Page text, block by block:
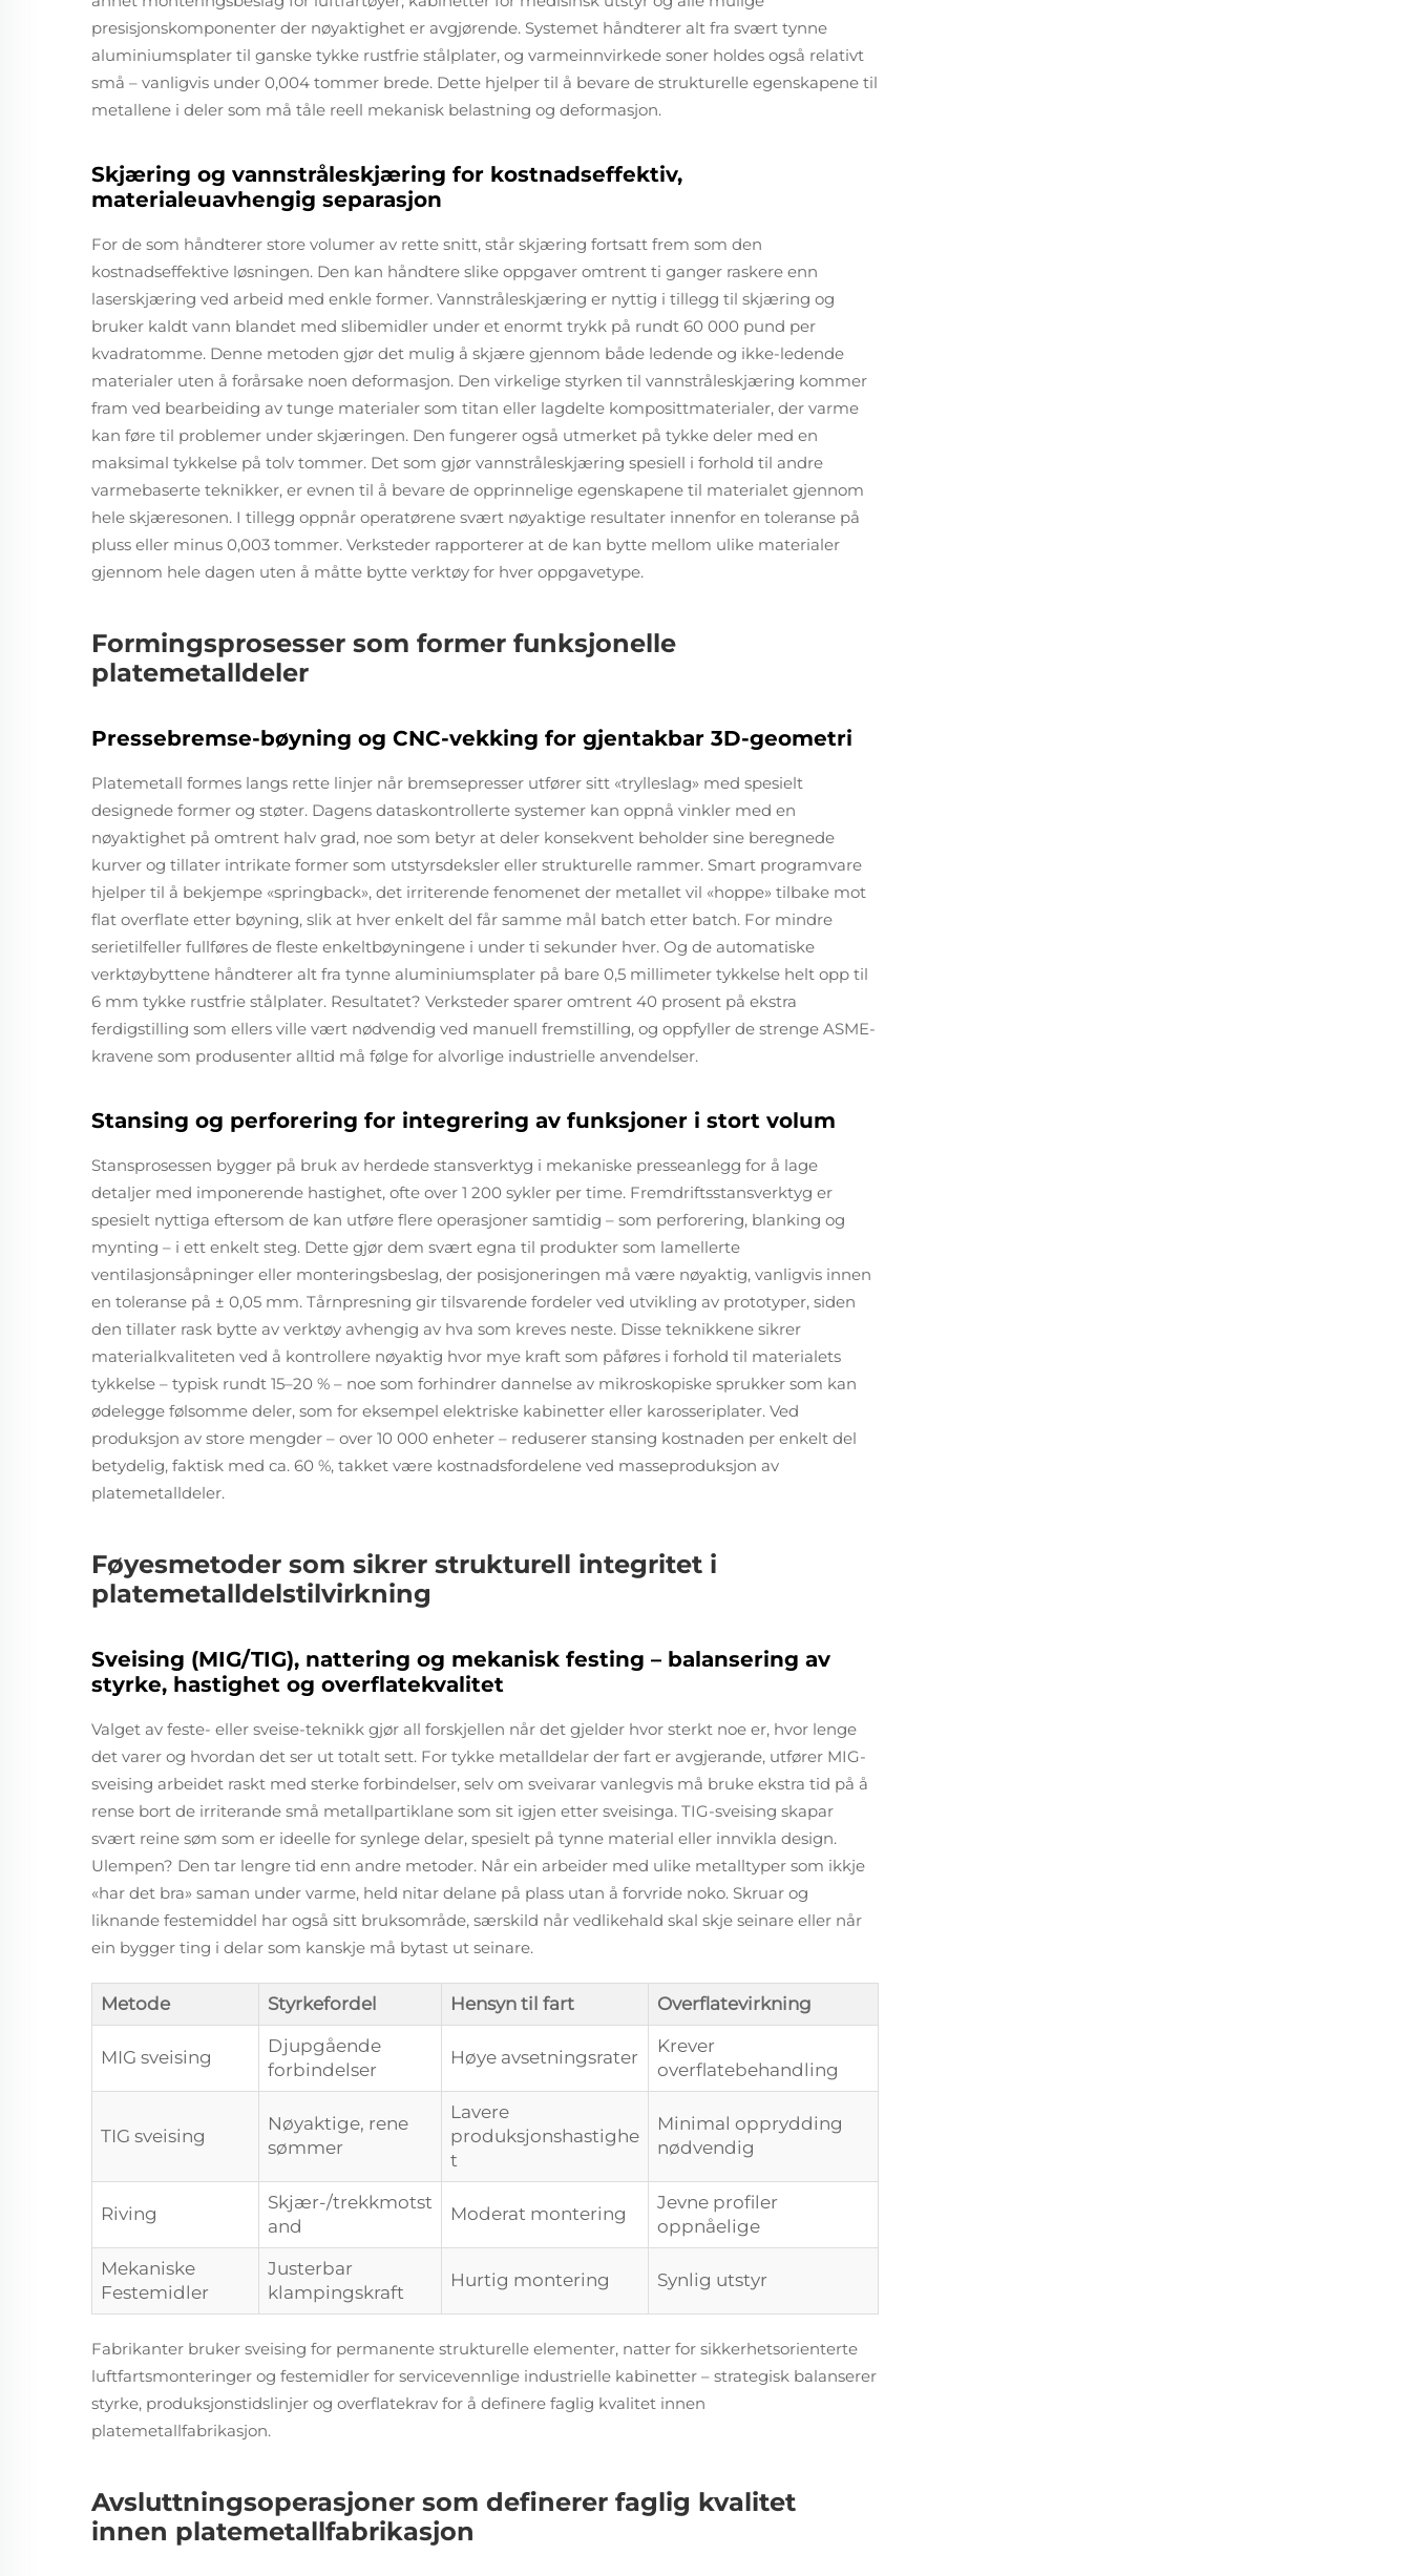
presisjonskomponenter der nøyaktighet er avgjørende. Systemet håndterer alt fra svært tynne
aluminiumsplater til ganske tykke rustfrie stålplater, og varmeinnvirkede soner holdes også relativt
små – vanligvis under 0,004 tommer brede. Dette hjelper til å bevare de strukturelle egenskapene til
metallene i deler som må tåle reell mekanisk belastning og deformasjon.
Skjæring og vannstråleskjæring for kostnadseffektiv,
materialeuavhengig separasjon
For de som håndterer store volumer av rette snitt, står skjæring fortsatt frem som den
kostnadseffektive løsningen. Den kan håndtere slike oppgaver omtrent ti ganger raskere enn
laserskjæring ved arbeid med enkle former. Vannstråleskjæring er nyttig i tillegg til skjæring og
bruker kaldt vann blandet med slibemidler under et enormt trykk på rundt 60 000 pund per
kvadratomme. Denne metoden gjør det mulig å skjære gjennom både ledende og ikke-ledende
materialer uten å forårsake noen deformasjon. Den virkelige styrken til vannstråleskjæring kommer
fram ved bearbeiding av tunge materialer som titan eller lagdelte komposittmaterialer, der varme
kan føre til problemer under skjæringen. Den fungerer også utmerket på tykke deler med en
maksimal tykkelse på tolv tommer. Det som gjør vannstråleskjæring spesiell i forhold til andre
varmebaserte teknikker, er evnen til å bevare de opprinnelige egenskapene til materialet gjennom
hele skjæresonen. I tillegg oppnår operatørene svært nøyaktige resultater innenfor en toleranse på
pluss eller minus 0,003 tommer. Verksteder rapporterer at de kan bytte mellom ulike materialer
gjennom hele dagen uten å måtte bytte verktøy for hver oppgavetype.
Formingsprosesser som former funksjonelle
platemetalldeler
Pressebremse-bøyning og CNC-vekking for gjentakbar 3D-geometri
Platemetall formes langs rette linjer når bremsepresser utfører sitt «trylleslag» med spesielt
designede former og støter. Dagens dataskontrollerte systemer kan oppnå vinkler med en
nøyaktighet på omtrent halv grad, noe som betyr at deler konsekvent beholder sine beregnede
kurver og tillater intrikate former som utstyrsdeksler eller strukturelle rammer. Smart programvare
hjelper til å bekjempe «springback», det irriterende fenomenet der metallet vil «hoppe» tilbake mot
flat overflate etter bøyning, slik at hver enkelt del får samme mål batch etter batch. For mindre
serietilfeller fullføres de fleste enkeltbøyningene i under ti sekunder hver. Og de automatiske
verktøybyttene håndterer alt fra tynne aluminiumsplater på bare 0,5 millimeter tykkelse helt opp til
6 mm tykke rustfrie stålplater. Resultatet? Verksteder sparer omtrent 40 prosent på ekstra
ferdigstilling som ellers ville vært nødvendig ved manuell fremstilling, og oppfyller de strenge ASME-
kravene som produsenter alltid må følge for alvorlige industrielle anvendelser.
Stansing og perforering for integrering av funksjoner i stort volum
Stansprosessen bygger på bruk av herdede stansverktyg i mekaniske presseanlegg for å lage
detaljer med imponerende hastighet, ofte over 1 200 sykler per time. Fremdriftsstansverktyg er
spesielt nyttiga eftersom de kan utføre flere operasjoner samtidig – som perforering, blanking og
mynting – i ett enkelt steg. Dette gjør dem svært egna til produkter som lamellerte
ventilasjonsåpninger eller monteringsbeslag, der posisjoneringen må være nøyaktig, vanligvis innen
en toleranse på ± 0,05 mm. Tårnpresning gir tilsvarende fordeler ved utvikling av prototyper, siden
den tillater rask bytte av verktøy avhengig av hva som kreves neste. Disse teknikkene sikrer
materialkvaliteten ved å kontrollere nøyaktig hvor mye kraft som påføres i forhold til materialets
tykkelse – typisk rundt 15–20 % – noe som forhindrer dannelse av mikroskopiske sprukker som kan
ødelegge følsomme deler, som for eksempel elektriske kabinetter eller karosseriplater. Ved
produksjon av store mengder – over 10 000 enheter – reduserer stansing kostnaden per enkelt del
betydelig, faktisk med ca. 60 %, takket være kostnadsfordelene ved masseproduksjon av
platemetalldeler.
Føyesmetoder som sikrer strukturell integritet i
platemetalldelstilvirkning
Sveising (MIG/TIG), nattering og mekanisk festing – balansering av
styrke, hastighet og overflatekvalitet
Valget av feste- eller sveise-teknikk gjør all forskjellen når det gjelder hvor sterkt noe er, hvor lenge
det varer og hvordan det ser ut totalt sett. For tykke metalldelar der fart er avgjerande, utfører MIG-
sveising arbeidet raskt med sterke forbindelser, selv om sveivarar vanlegvis må bruke ekstra tid på å
rense bort de irriterande små metallpartiklane som sit igjen etter sveisinga. TIG-sveising skapar
svært reine søm som er ideelle for synlege delar, spesielt på tynne material eller innvikla design.
Ulempen? Den tar lengre tid enn andre metoder. Når ein arbeider med ulike metalltyper som ikkje
«har det bra» saman under varme, held nitar delane på plass utan å forvride noko. Skruar og
liknande festemiddel har også sitt bruksområde, særskild når vedlikehald skal skje seinare eller når
ein bygger ting i delar som kanskje må bytast ut seinare.
Metode Styrkefordel Hensyn til fart Overflatevirkning
MIG sveising
Djupgående
forbindelser
Høye avsetningsrater
Krever
overflatebehandling
TIG sveising
Nøyaktige, rene
sømmer
Lavere
produksjonshastighe
t
Minimal opprydding
nødvendig
Riving
Skjær-/trekkmotst
and
Moderat montering
Jevne profiler
oppnåelige
Mekaniske
Festemidler
Justerbar
klampingskraft
Hurtig montering Synlig utstyr
Fabrikanter bruker sveising for permanente strukturelle elementer, natter for sikkerhetsorienterte
luftfartsmonteringer og festemidler for servicevennlige industrielle kabinetter – strategisk balanserer
styrke, produksjonstidslinjer og overflatekrav for å definere faglig kvalitet innen
platemetallfabrikasjon.
Avsluttningsoperasjoner som definerer faglig kvalitet
innen platemetallfabrikasjon